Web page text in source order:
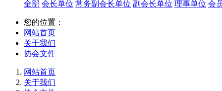
全部 会长单位 常务副会长单位 副会长单位 理事单位 会
您的位置：
网站首页
关于我们
协会文件
网站首页
关于我们